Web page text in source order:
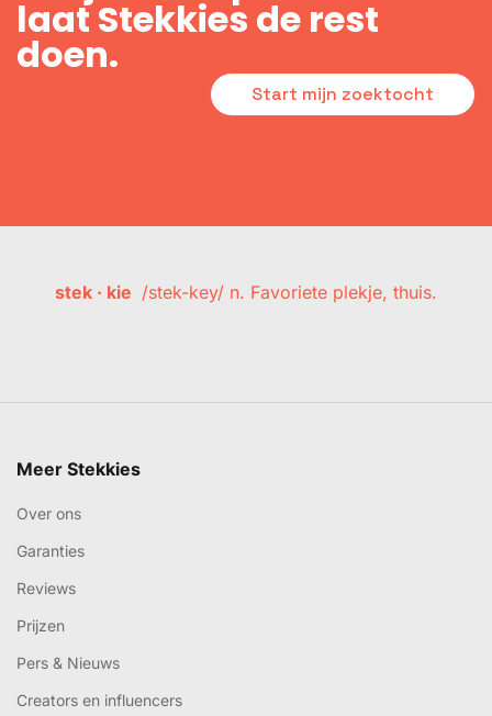
laat Stekkies de rest
doen.
Start mijn zoektocht
stek · kie /stek-key/ n. Favoriete plekje, thuis.
Meer Stekkies
Over ons
Garanties
Reviews
Prijzen
Pers & Nieuws
Creators en influencers